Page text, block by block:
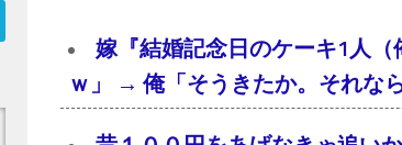
嫁『結婚記念日のケーキ1人
ｗ」 → 俺「そうきたか。そ